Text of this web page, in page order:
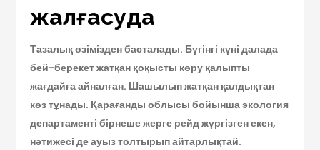
жалғасуда
Тазалық өзімізден басталады. Бүгінгі күні далада
бей-берекет жатқан қоқысты көру қалыпты
жағдайға айналған. Шашылып жатқан қалдықтан
көз тұнады. Қарағанды облысы бойынша экология
департаменті бірнеше жерге рейд жүргізген екен,
нәтижесі де ауыз толтырып айтарлықтай.